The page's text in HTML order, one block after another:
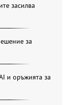
засилва
за
и оръжията за